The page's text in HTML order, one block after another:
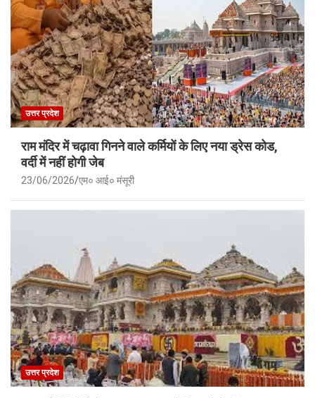
उत्तर प्रदेश
राम मंदिर में चढ़ावा गिनने वाले कर्मियों के लिए नया ड्रेस कोड,
वर्दी में नहीं होगी जेब
23/06/2026 एम० आई० मंसूरी
उत्तर प्रदेश